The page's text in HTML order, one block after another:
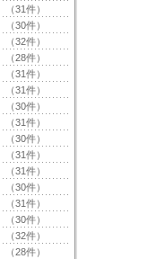
（31件）
（30件）
（32件）
（28件）
（31件）
（31件）
（30件）
（31件）
（30件）
（31件）
（31件）
（30件）
（31件）
（30件）
（32件）
（28件）